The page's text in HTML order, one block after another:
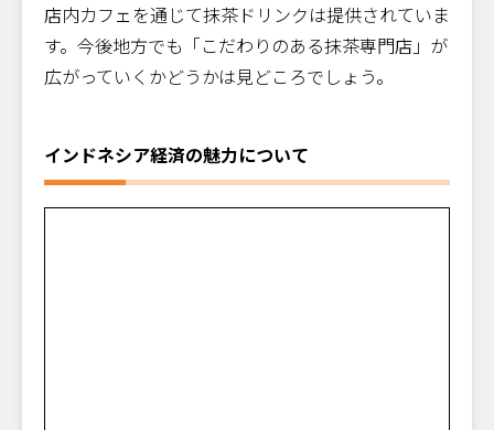
店内カフェを通じて抹茶ドリンクは提供されていま
す。今後地方でも「こだわりのある抹茶専門店」が
広がっていくかどうかは見どころでしょう。
インドネシア経済の魅力について